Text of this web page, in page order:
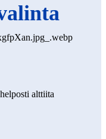
alttiita